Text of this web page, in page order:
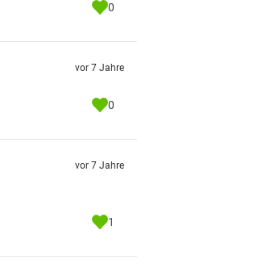
0
vor 7 Jahre
0
vor 7 Jahre
1